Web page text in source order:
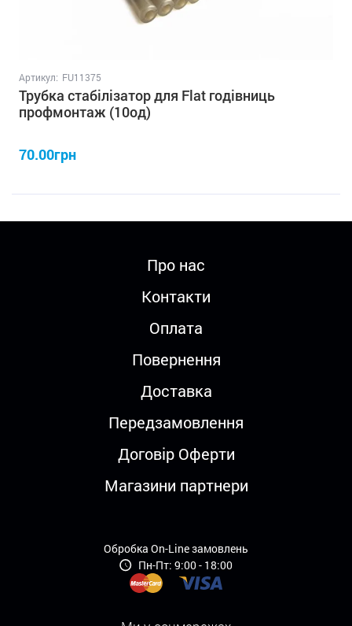
Артикул: FU11375
Трубка стабілізатор для Flat годівниць
профмонтаж (10од)
70.00грн
Про нас
Контакти
Оплата
Повернення
Доставка
Передзамовлення
Договір Оферти
Магазини партнери
Обробка On-Line замовлень
Пн-Пт: 9:00 - 18:00